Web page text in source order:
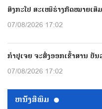
ສິງກະໂປ ສະເໜີຮ່າງກົດໝາຍເສີ
07/08/2026 17:02
ກຳປູເຈຍ ຈະສົ່ງອອກເຂົ້າສານ ບັ
07/08/2026 17:02
ຫນ້ັງສືພິມ